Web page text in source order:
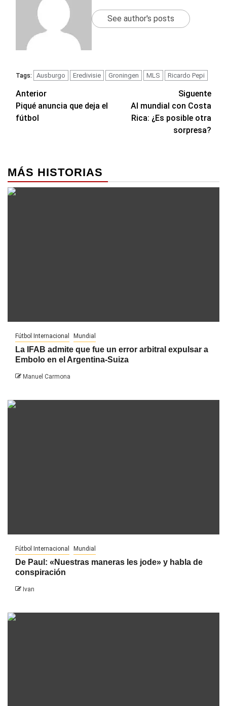
See author's posts
Tags: Ausburgo Eredivisie Groningen MLS Ricardo Pepi
Navegación
de
Anterior
Piqué anuncia que deja el
fútbol
Siguente
Al mundial con Costa
Rica: ¿Es posible otra
sorpresa?
MÁS HISTORIAS
Fútbol Internacional Mundial
La IFAB admite que fue un error arbitral expulsar a
Embolo en el Argentina-Suiza
Manuel Carmona
Fútbol Internacional Mundial
De Paul: «Nuestras maneras les jode» y habla de
conspiración
Ivan